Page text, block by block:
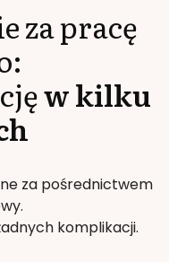
za pracę
:
w kilku
za pośrednictwem
komplikacji.